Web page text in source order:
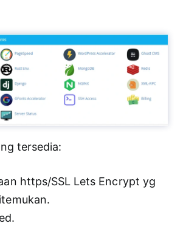
tersedia:
https/SSL Lets Encrypt yg